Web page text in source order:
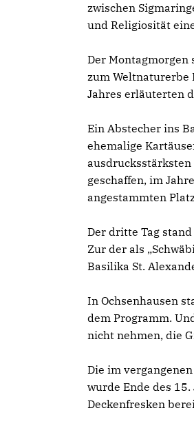
zwischen
und Religiosität
Der Montagmorgen
zum Weltnaturerbe
Jahres erläuterten
Ein Abstecher ins
ehemalige
ausdrucksstärksten
geschaffen, im
angestammten
Der dritte Tag stand
Zur der als
Basilika St.
In Ochsenhausen
dem Programm.
nicht nehmen, die
Die im
wurde Ende des
Deckenfresken